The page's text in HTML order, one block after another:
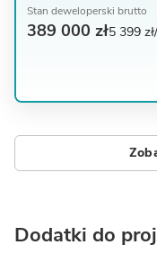
Stan deweloperski brutto
389 000 zł5 399
Dodatki do